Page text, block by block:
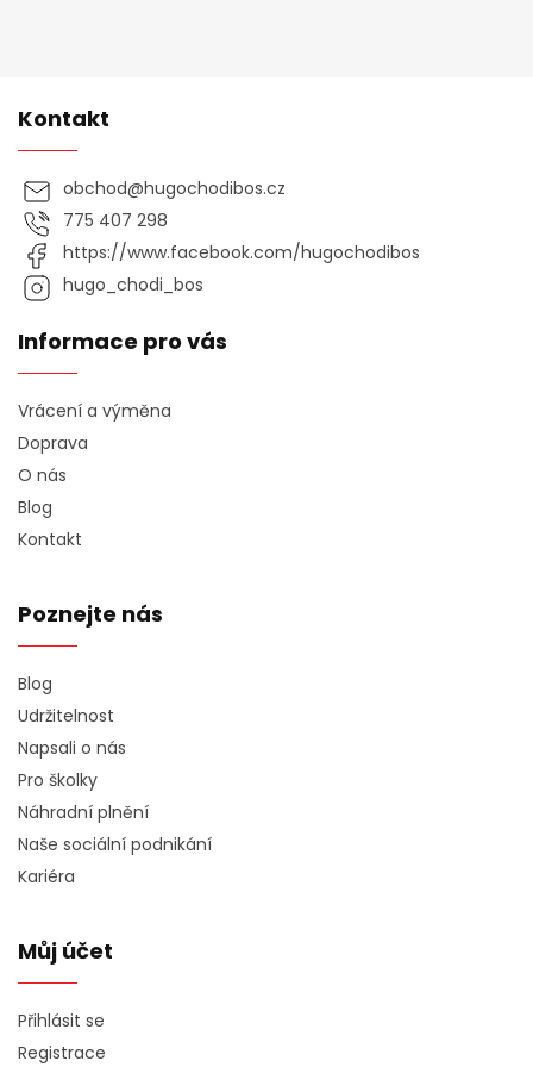
Kontakt
obchod@hugochodibos.cz
775 407 298
https://www.facebook.com/hugochodibos
hugo_chodi_bos
Informace pro vás
Vrácení a výměna
Doprava
O nás
Blog
Kontakt
Poznejte nás
Blog
Udržitelnost
Napsali o nás
Pro školky
Náhradní plnění
Naše sociální podnikání
Kariéra
Můj účet
Přihlásit se
Registrace